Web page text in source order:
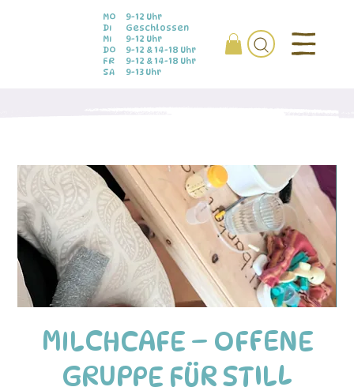
MO
DI
MI
DO
FR
SA
9-12 Uhr
Geschlossen
9-12 Uhr
9-12 & 14-18 Uhr
9-12 & 14-18 Uhr
9-13 Uhr
MILCHCAFE – OFFENE
GRUPPE FÜR STILL